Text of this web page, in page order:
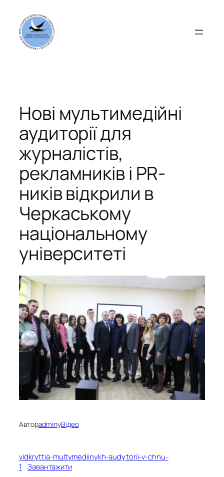
вмісту
Нові мультимедійні
аудиторії для
журналістів,
рекламників і PR-
ників відкрили в
Черкаському
національному
університеті
АвторadminуВідео
vidkryttia-multymediinykh-audytorii-v-chnu-
1
Завантажити